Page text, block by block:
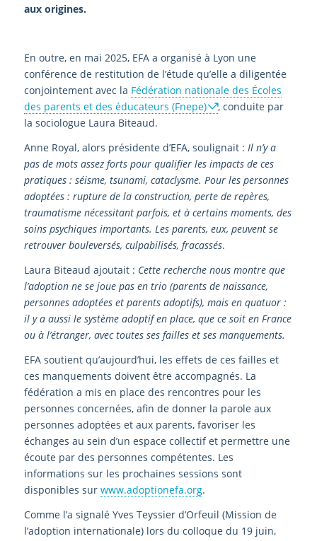
aux origines.
En outre, en mai 2025, EFA a organisé à Lyon une
conférence de restitution de l’étude qu’elle a diligentée
conjointement avec la Fédération nationale des Écoles
des parents et des éducateurs (Fnepe)
, conduite par
la sociologue Laura Biteaud.
Anne Royal, alors présidente d’EFA, soulignait : Il n’y a
pas de mots assez forts pour qualifier les impacts de ces
pratiques : séisme, tsunami, cataclysme. Pour les personnes
adoptées : rupture de la construction, perte de repères,
traumatisme nécessitant parfois, et à certains moments, des
soins psychiques importants. Les parents, eux, peuvent se
retrouver bouleversés, culpabilisés, fracassés.
Laura Biteaud ajoutait : Cette recherche nous montre que
l’adoption ne se joue pas en trio (parents de naissance,
personnes adoptées et parents adoptifs), mais en quatuor :
il y a aussi le système adoptif en place, que ce soit en France
ou à l’étranger, avec toutes ses failles et ses manquements.
EFA soutient qu’aujourd’hui, les effets de ces failles et
ces manquements doivent être accompagnés. La
fédération a mis en place des rencontres pour les
personnes concernées, afin de donner la parole aux
personnes adoptées et aux parents, favoriser les
échanges au sein d’un espace collectif et permettre une
écoute par des personnes compétentes. Les
informations sur les prochaines sessions sont
disponibles sur www.adoptionefa.org.
Comme l’a signalé Yves Teyssier d’Orfeuil (Mission de
l’adoption internationale) lors du colloque du 19 juin,